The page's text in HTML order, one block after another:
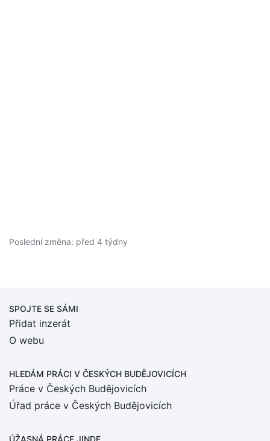
Poslední změna: před 4 týdny
SPOJTE SE SÁMI
Přidat inzerát
O webu
HLEDÁM PRÁCI V ČESKÝCH BUDĚJOVICÍCH
Práce v Českých Budějovicích
Úřad práce v Českých Budějovicích
ÚŽASNÁ PRÁCE JINDE